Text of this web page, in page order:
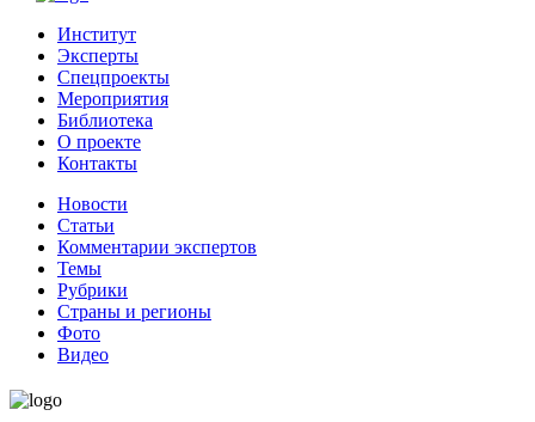
Институт
Эксперты
Спецпроекты
Мероприятия
Библиотека
О проекте
Контакты
Новости
Статьи
Комментарии экспертов
Темы
Рубрики
Страны и регионы
Фото
Видео